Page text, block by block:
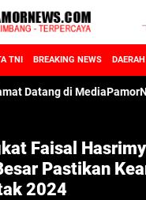
TNI BREAKING NEWS DAERAH
di
Faisal
Pastikan
2024